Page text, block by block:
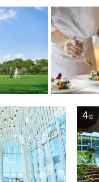
4 位